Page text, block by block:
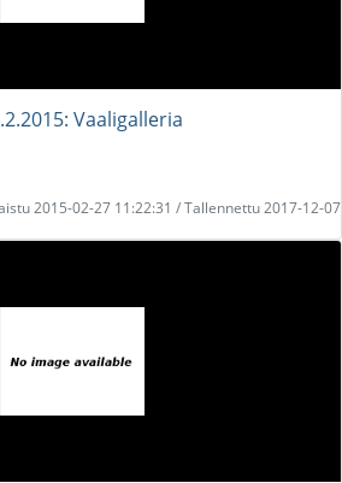
Vaaligalleria
2015-02-27 11:22:31 / Tallennettu 2017-12-07